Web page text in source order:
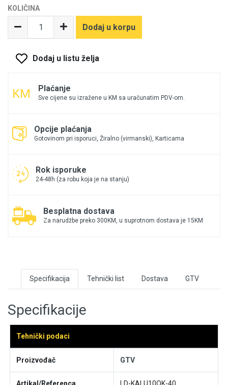
KOLIČINA
Dodaj u korpu
Dodaj u listu želja
Plaćanje
Sve cijene su izražene u KM sa uračunatim PDV-om.
Opcije plaćanja
Gotovinom pri isporuci, Žiralno (virmanski), Karticama
Rok isporuke
24-48h (za robu koja je na stanju)
Besplatna dostava
Za narudžbe preko 300KM, u suprotnom dostava je 15KM
Specifikacija Tehnički list Dostava GTV
Specifikacije
Tehnički podaci
Proizvođač GTV